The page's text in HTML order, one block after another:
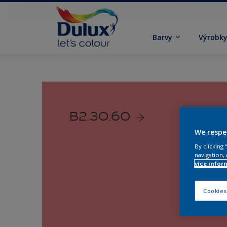
Barvy
B2.30.60
We
By clicking
navigation,
více